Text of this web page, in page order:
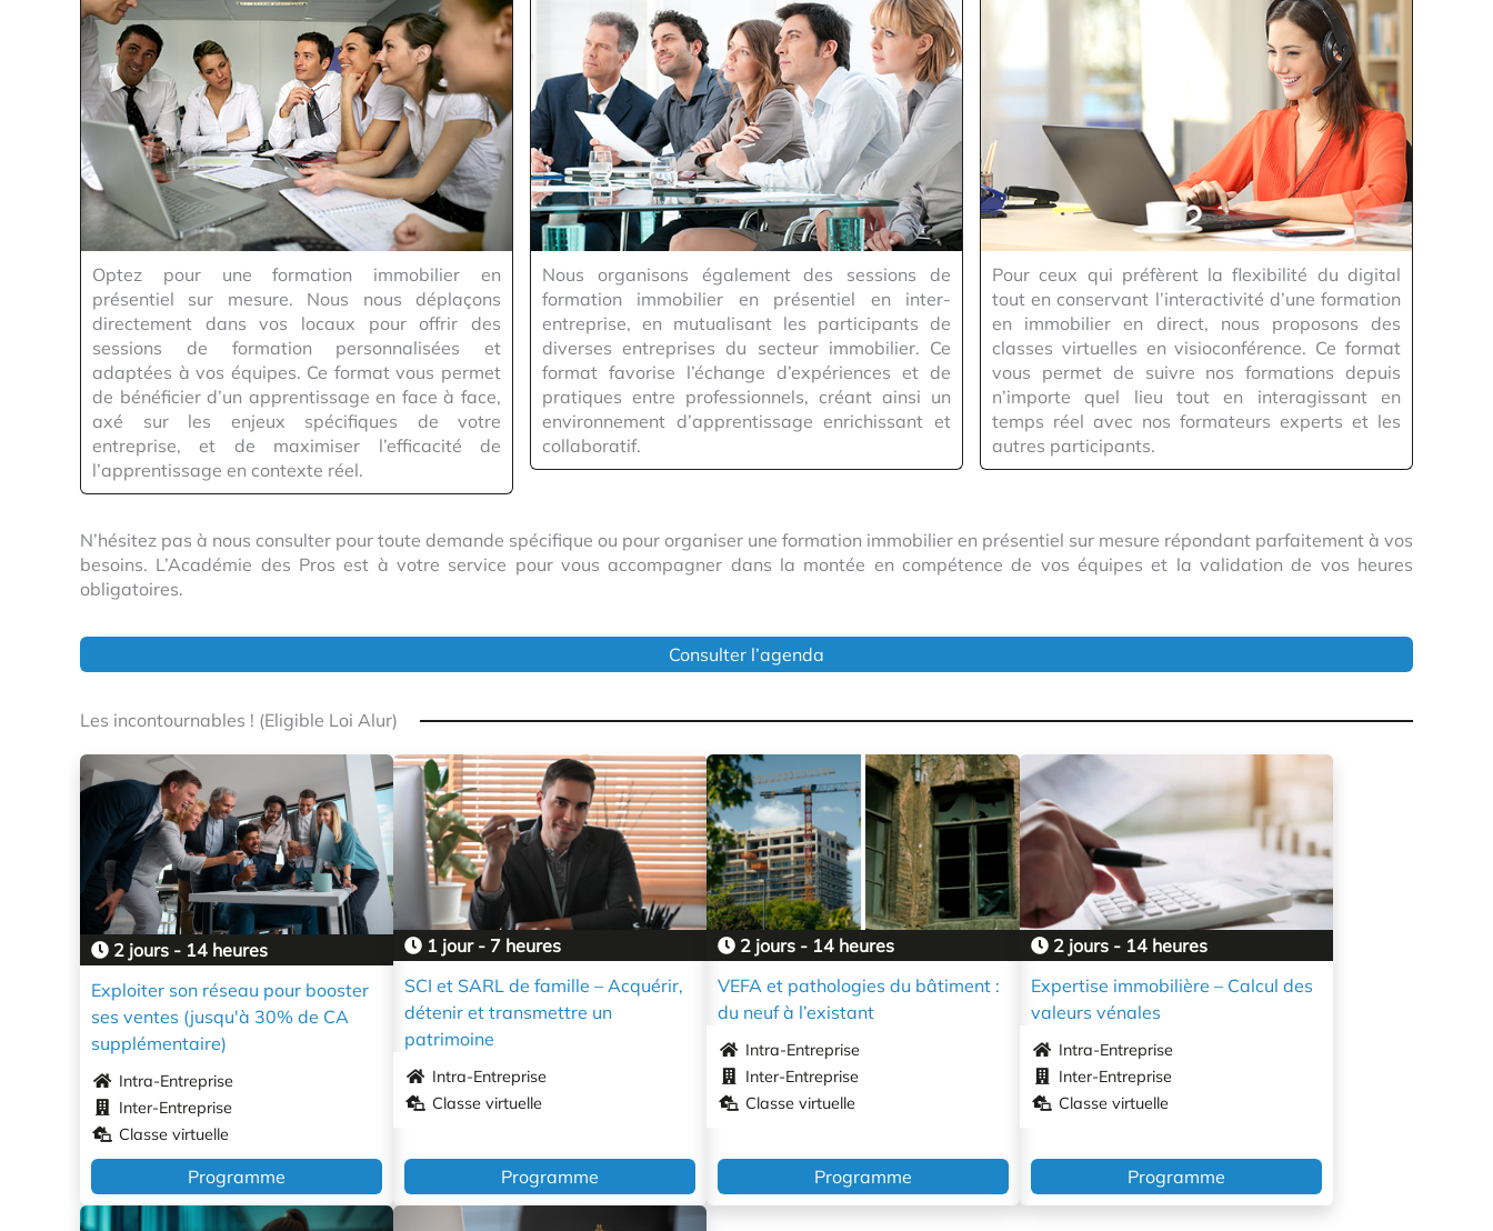
Optez pour une formation immobilier en
présentiel sur mesure. Nous nous déplaçons
directement dans vos locaux pour offrir des
sessions de formation personnalisées et
adaptées à vos équipes. Ce format vous permet
de bénéficier d’un apprentissage en face à face,
axé sur les enjeux spécifiques de votre
entreprise, et de maximiser l’efficacité de
l’apprentissage en contexte réel.
Nous organisons également des sessions de
formation immobilier en présentiel en inter-
entreprise, en mutualisant les participants de
diverses entreprises du secteur immobilier. Ce
format favorise l’échange d’expériences et de
pratiques entre professionnels, créant ainsi un
environnement d’apprentissage enrichissant et
collaboratif.
Pour ceux qui préfèrent la flexibilité du digital
tout en conservant l’interactivité d’une formation
en immobilier en direct, nous proposons des
classes virtuelles en visioconférence. Ce format
vous permet de suivre nos formations depuis
n’importe quel lieu tout en interagissant en
temps réel avec nos formateurs experts et les
autres participants.
N’hésitez pas à nous consulter pour toute demande spécifique ou pour organiser une formation immobilier en présentiel sur mesure répondant parfaitement à vos
besoins. L’Académie des Pros est à votre service pour vous accompagner dans la montée en compétence de vos équipes et la validation de vos heures
obligatoires.
Consulter l’agenda
Les incontournables ! (Eligible Loi Alur)
2 jours - 14 heures
Exploiter son réseau pour booster
ses ventes (jusqu'à 30% de CA
supplémentaire)
Intra-Entreprise
Inter-Entreprise
Classe virtuelle
Programme
1 jour - 7 heures
SCI et SARL de famille – Acquérir,
détenir et transmettre un
patrimoine
Intra-Entreprise
Classe virtuelle
Programme
2 jours - 14 heures
VEFA et pathologies du bâtiment :
du neuf à l’existant
Intra-Entreprise
Inter-Entreprise
Classe virtuelle
Programme
2 jours - 14 heures
Expertise immobilière – Calcul des
valeurs vénales
Intra-Entreprise
Inter-Entreprise
Classe virtuelle
Programme